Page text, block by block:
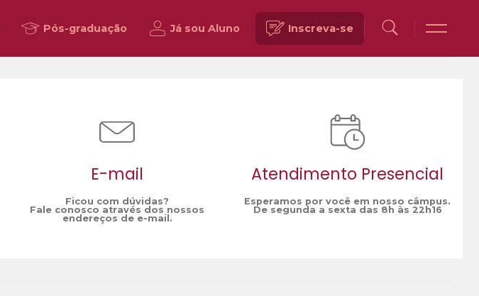
Pós-graduação Já sou Aluno Inscreva-se
E-mail
Ficou com dúvidas?
Fale conosco através dos nossos
endereços de e-mail.
Atendimento Presencial
Esperamos por você em nosso câmpus.
De segunda a sexta das 8h às 22h16